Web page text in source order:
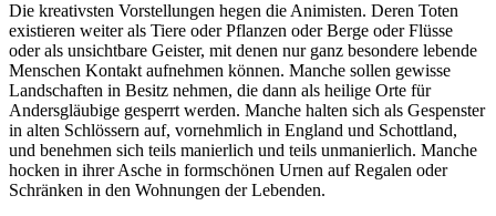
Die kreativsten Vorstellungen hegen die Animisten. Deren Toten
existieren weiter als Tiere oder Pflanzen oder Berge oder Flüsse
oder als unsichtbare Geister, mit denen nur ganz besondere lebende
Menschen Kontakt aufnehmen können. Manche sollen gewisse
Landschaften in Besitz nehmen, die dann als heilige Orte für
Andersgläubige gesperrt werden. Manche halten sich als Gespenster
in alten Schlössern auf, vornehmlich in England und Schottland,
und benehmen sich teils manierlich und teils unmanierlich. Manche
hocken in ihrer Asche in formschönen Urnen auf Regalen oder
Schränken in den Wohnungen der Lebenden.